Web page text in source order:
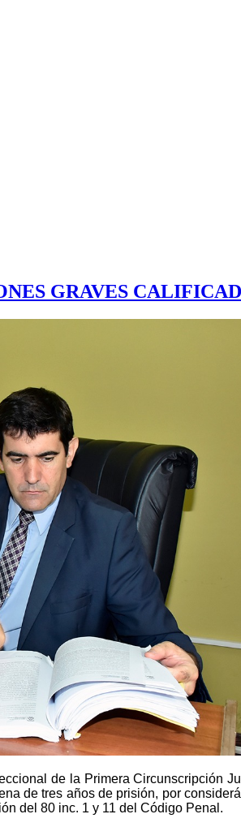
GRAVES
de la Primera Circunscripción
de tres años de prisión, por
del 80 inc. 1 y 11 del Código Penal.